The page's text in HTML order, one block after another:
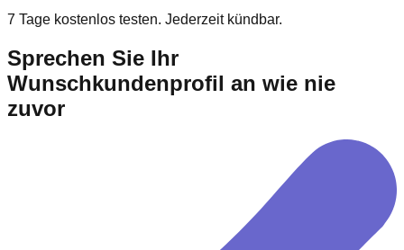
7 Tage kostenlos testen. Jederzeit kündbar.
Sprechen Sie Ihr
Wunschkundenprofil an wie nie
zuvor